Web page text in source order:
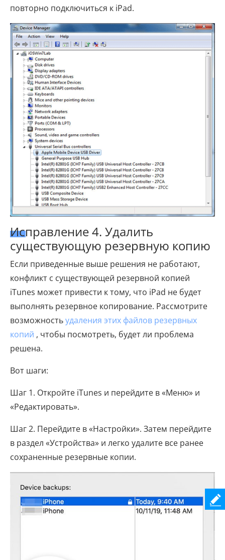
повторно подключиться к iPad.
Исправление 4. Удалить
существующую резервную копию
Если приведенные выше решения не работают,
конфликт с существующей резервной копией
iTunes может привести к тому, что iPad не будет
выполнять резервное копирование. Рассмотрите
возможностьудаления этих файлов резервных
копий , чтобы посмотреть, будет ли проблема
решена.
Вот шаги:
Шаг 1. Откройте iTunes и перейдите в «Меню» и
«Редактировать».
Шаг 2. Перейдите в «Настройки». Затем перейдите
в раздел «Устройства» и легко удалите все ранее
сохраненные резервные копии.